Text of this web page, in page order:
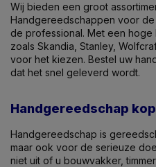
Wij bieden een groot
Handgereedschappen voor
de professional. Met een
zoals Skandia, Stanley,
voor het kiezen. Bestel uw
dat het snel geleverd wordt.
Handgereedschap
Handgereedschap is
maar ook voor de serieuze
niet uit of u bouwvakker,